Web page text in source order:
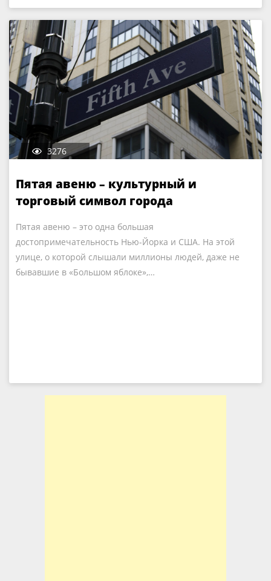
3276
Пятая авеню – культурный и
торговый символ города
Пятая авеню – это одна большая
достопримечательность Нью-Йорка и США. На этой
улице, о которой слышали миллионы людей, даже не
бывавшие в «Большом яблоке»,…